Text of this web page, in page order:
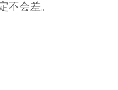
不会差。